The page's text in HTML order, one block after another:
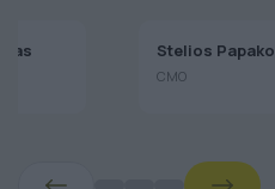
Stelios